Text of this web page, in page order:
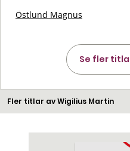
Östlund Magnus
Se fler
Fler titlar av Wigilius Martin